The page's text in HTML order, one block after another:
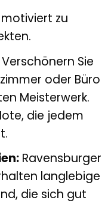
zu
Sie
oder Büro
Meisterwerk.
die jedem
Ravensburger
langlebige
die sich gut